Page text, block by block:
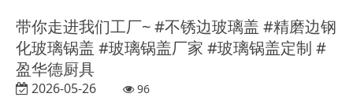
带你走进我们工厂~ #不锈边玻璃盖 #精磨边钢
化玻璃锅盖 #玻璃锅盖厂家 #玻璃锅盖定制 #
盈华德厨具
2026-05-26 96